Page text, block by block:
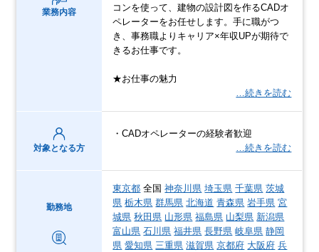
業務内容
コンを使って、建物の設計図を作るCADオ
ペレーターをお任せします。手に職がつ
き、事務職よりキャリア×年収UPが期待で
きるお仕事です。
★お仕事の魅力
…続きを読む
対象となる方
・CADオペレーターの経験者歓迎
…続きを読む
勤務地
東京都 全国神奈川県 埼玉県 千葉県 茨城
県 栃木県 群馬県 北海道 青森県 岩手県 宮
城県 秋田県 山形県 福島県 山梨県 新潟県
富山県 石川県 福井県 長野県 岐阜県 静岡
県 愛知県 三重県 滋賀県 京都府 大阪府 兵